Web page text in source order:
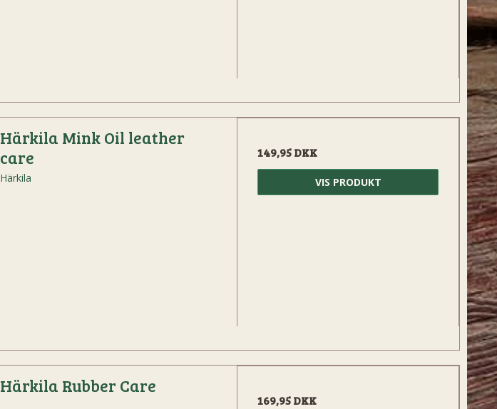
Härkila Mink Oil leather
care
Härkila
149,95 DKK
VIS PRODUKT
Härkila Rubber Care
169,95 DKK